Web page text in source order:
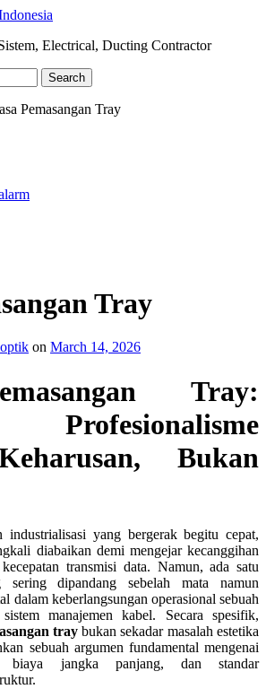
Electrical, Ducting Contractor
Search
Pemasangan Tray
Tray
on March 14, 2026
Tray:
Profesionalisme
Bukan
yang bergerak begitu cepat,
diabaikan demi mengejar kecanggihan
transmisi data. Namun, ada satu
sering dipandang sebelah mata namun
dalam keberlangsungan operasional sebuah
manajemen kabel. Secara spesifik,
traybukan sekadar masalah estetika
sebuah argumen fundamental mengenai
biaya jangka panjang, dan standar